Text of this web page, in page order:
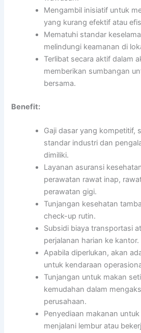
Mengambil inisiatif untuk
yang kurang efektif atau
Mematuhi standar
melindungi keamanan di
Terlibat secara aktif dalam
memberikan sumbangan
bersama.
Benefit:
Gaji dasar yang kompetitif,
standar industri dan
dimiliki.
Layanan asuransi
perawatan rawat inap,
perawatan gigi.
Tunjangan kesehatan
check-up rutin.
Subsidi biaya transportasi
perjalanan harian ke kantor.
Apabila diperlukan, akan
untuk kendaraan
Tunjangan untuk makan
kemudahan dalam
perusahaan.
Penyediaan makanan
menjalani lembur atau